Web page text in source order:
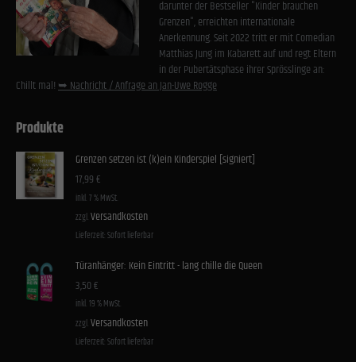
darunter der Bestseller "Kinder brauchen
Grenzen", erreichten internationale
Anerkennung. Seit 2022 tritt er mit Comedian
Matthias Jung im Kabarett auf und regt Eltern
in der Pubertätsphase ihrer Sprösslinge an:
Chillt mal!➥ Nachricht / Anfrage an Jan-Uwe Rogge
Produkte
Grenzen setzen ist (k)ein Kinderspiel [signiert]
17,99€
inkl. 7 % MwSt.
zzgl. Versandkosten
Lieferzeit: Sofort lieferbar
Türanhänger: Kein Eintritt - lang chille die Queen
3,50€
inkl. 19 % MwSt.
zzgl. Versandkosten
Lieferzeit: Sofort lieferbar
manuellen Einwilligung mehr.
Cookie-Informationen anzeigen
Datenschutzerklärung